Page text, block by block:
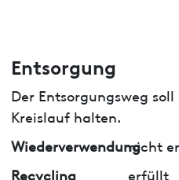
Entsorgung
Der Entsorgungsweg
Kreislauf halten.
Wiederverwendungnicht
Recycling
erfüllt